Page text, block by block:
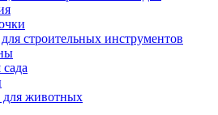
строительных инструментов
для животных